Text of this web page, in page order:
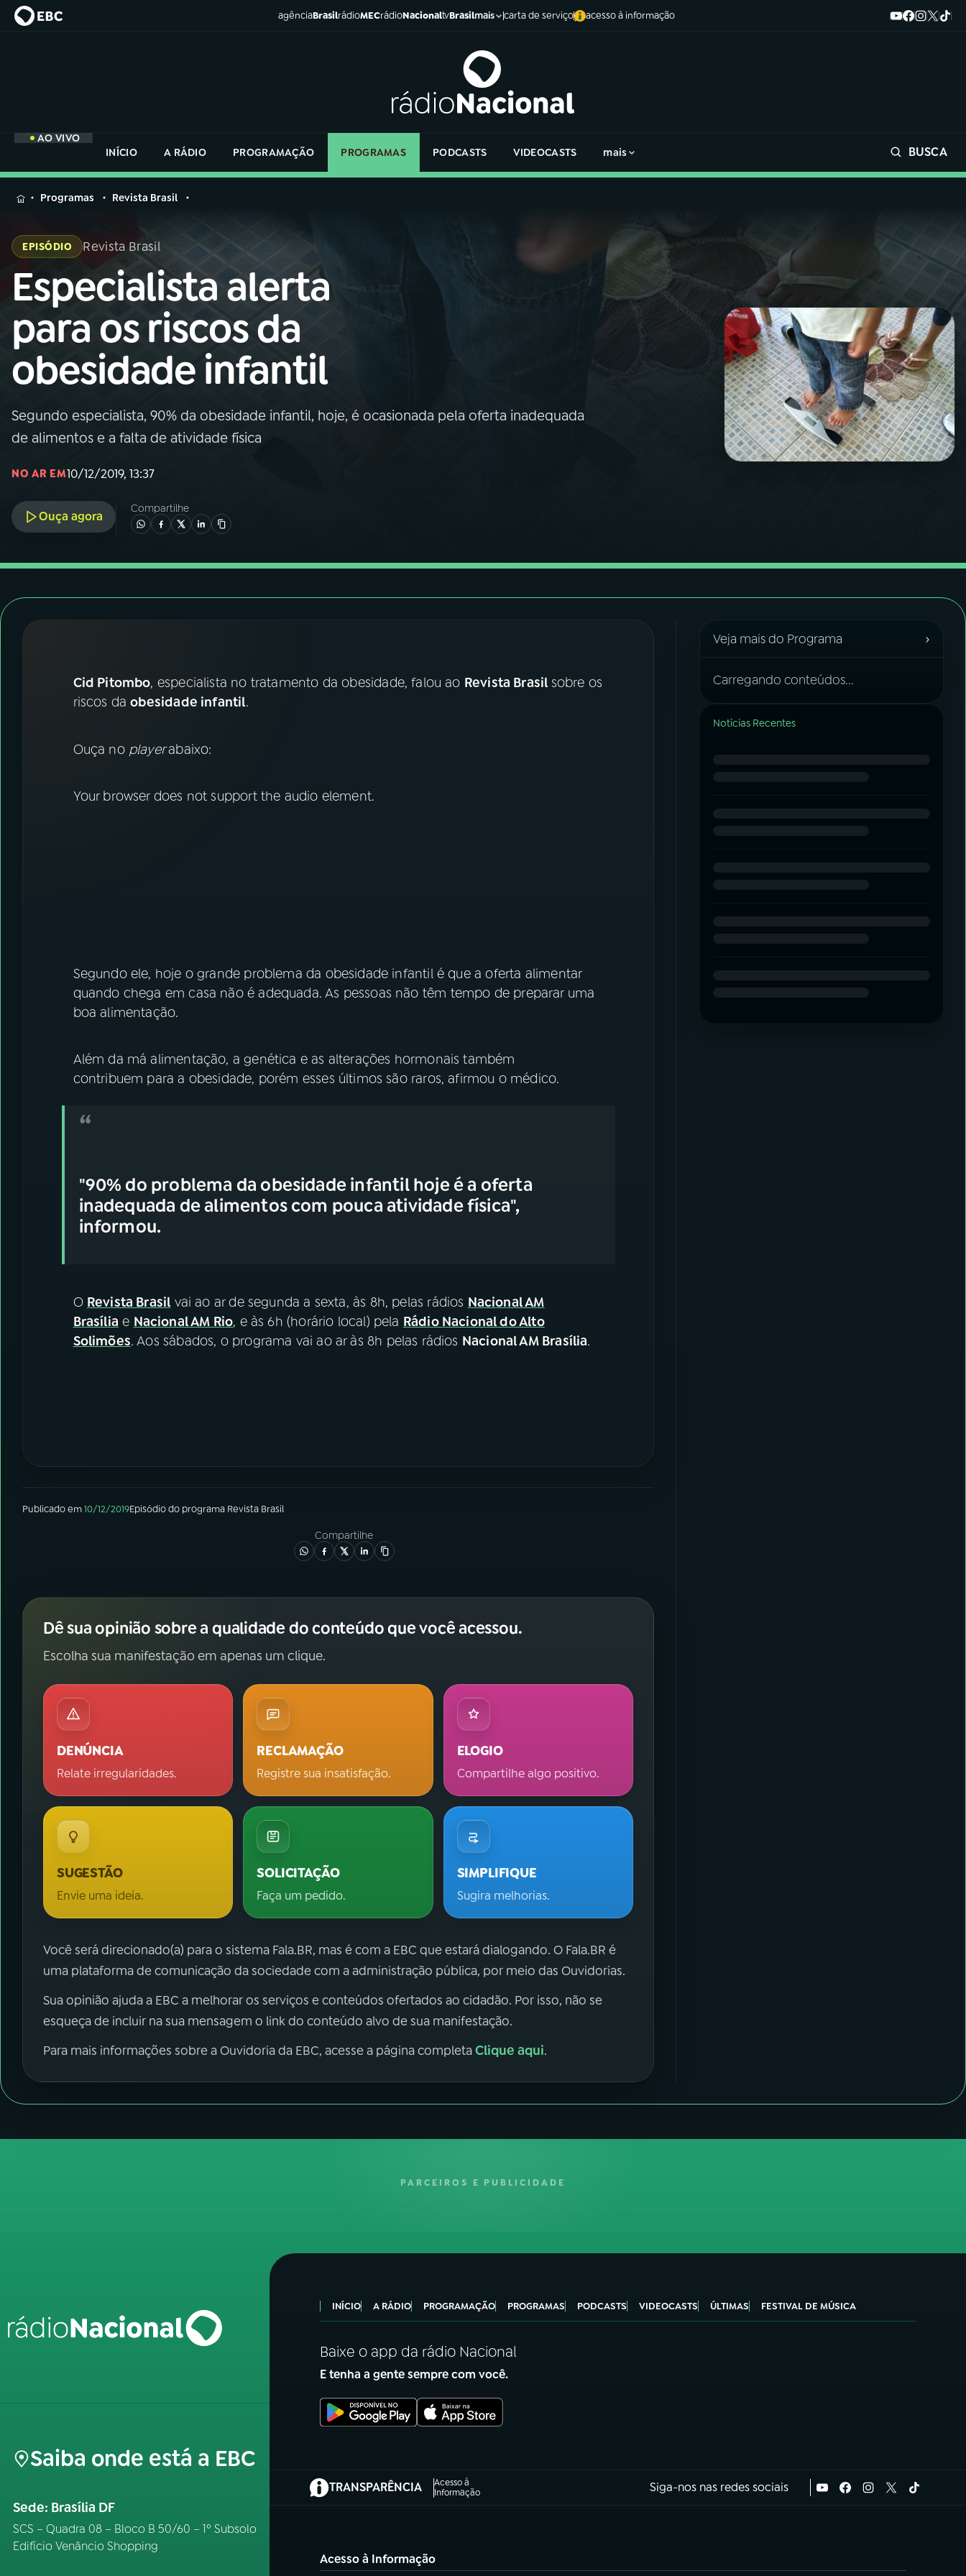
agênciaBrasilrádioMECrádioNacionaltvBrasilmais carta de serviço acesso à informação
AO VIVO
INÍCIO
A RÁDIO PROGRAMAÇÃO PROGRAMAS PODCASTS VIDEOCASTS mais BUSCA
MENU
Buscar
na
Rádio
Nacional
AO VIVO
01 INÍCIO
A RÁDIO
04PROGRAMAS
06VIDEOCASTS
FESTIVAL DE MÚSICA
na
Rádio
Programas Revista Brasil
EPISÓDIO Revista Brasil
Especialista alerta
para os riscos da
obesidade infantil
Segundo especialista, 90% da obesidade infantil, hoje, é ocasionada pela oferta inadequada
de alimentos e a falta de atividade física
NO AR EM10/12/2019, 13:37
Ouça agora
Compartilhe
Cid Pitombo, especialista no tratamento da obesidade, falou ao Revista Brasil sobre os
riscos daobesidade infantil.
Ouça no playerabaixo:
Your browser does not support the audio element.
Segundo ele, hoje o grande problema da obesidade infantil é que a oferta alimentar
quando chega em casa não é adequada. As pessoas não têm tempo de preparar uma
boa alimentação.
Além da má alimentação, a genética e as alterações hormonais também
contribuem para a obesidade, porém esses últimos são raros, afirmou o médico.
"90% do problema da obesidade infantil hoje é a oferta
inadequada de alimentos com pouca atividade física",
informou.
O Revista Brasil vai ao ar de segunda a sexta, às 8h, pelas rádios Nacional AM
Brasília e Nacional AM Rio, e às 6h (horário local) pela Rádio Nacional do Alto
Solimões. Aos sábados, o programa vai ao ar às 8h pelas rádios Nacional AM Brasília.
Publicado em10/12/2019Episódiodo programa Revista Brasil
Compartilhe
Dê sua opinião sobre a qualidade do conteúdo que você acessou.
Escolha sua manifestação em apenas um clique.
DENÚNCIA
Relate irregularidades.
RECLAMAÇÃO
Registre sua insatisfação.
ELOGIO
Compartilhe algo positivo.
SUGESTÃO
Envie uma ideia.
SOLICITAÇÃO
Faça um pedido.
SIMPLIFIQUE
Sugira melhorias.
Você será direcionado(a) para o sistema Fala.BR, mas é com a EBC que estará dialogando. O Fala.BR é
uma plataforma de comunicação da sociedade com a administração pública, por meio das Ouvidorias.
Sua opinião ajuda a EBC a melhorar os serviços e conteúdos ofertados ao cidadão. Por isso, não se
esqueça de incluir na sua mensagem o link do conteúdo alvo de sua manifestação.
Para mais informações sobre a Ouvidoria da EBC, acesse a página completaClique aqui.
Veja mais do Programa ›
Carregando conteúdos...
Notícias Recentes
PARCEIROS E PUBLICIDADE
Saiba onde está a EBC
Sede: Brasília DF
SCS – Quadra 08 – Bloco B 50/60 – 1º Subsolo
Edifício Venâncio Shopping
INÍCIO A RÁDIO PROGRAMAÇÃO PROGRAMAS PODCASTS VIDEOCASTS ÚLTIMAS FESTIVAL DE MÚSICA
Baixe o app da rádio Nacional
E tenha a gente sempre com você.
TRANSPARÊNCIA
Acesso à
Informação
(abre em nova aba) Siga-nos nas redes sociais
Acesso à Informação